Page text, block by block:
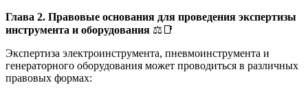
Глава 2. Правовые основания для проведения экспертизы
инструмента и оборудования ⚖️📑
Экспертиза электроинструмента, пневмоинструмента и
генераторного оборудования может проводиться в различных
правовых формах: